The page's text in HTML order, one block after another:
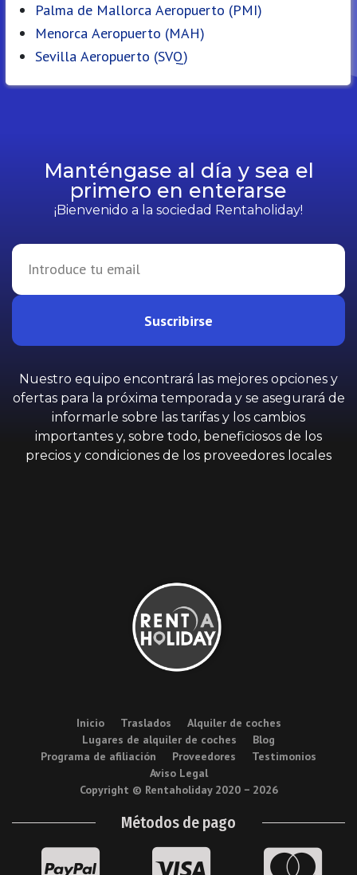
Palma de Mallorca Aeropuerto (PMI)
Menorca Aeropuerto (MAH)
Sevilla Aeropuerto (SVQ)
Manténgase al día y sea el
primero en enterarse
¡Bienvenido a la sociedad Rentaholiday!
Suscribirse
Nuestro equipo encontrará las mejores opciones y
ofertas para la próxima temporada y se asegurará de
informarle sobre las tarifas y los cambios
importantes y, sobre todo, beneficiosos de los
precios y condiciones de los proveedores locales
Inicio Traslados
Alquiler de coches
Lugares de alquiler de coches
Blog
Programa de afiliación
Proveedores
Testimonios
Aviso Legal
Copyright © Rentaholiday 2020 − 2026
Métodos de pago